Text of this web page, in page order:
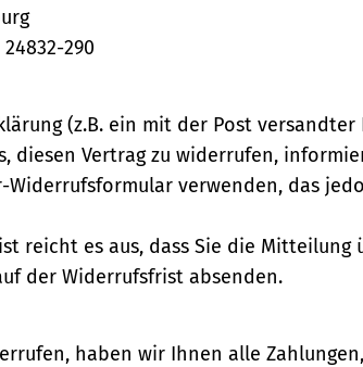
290
(z.B. ein mit der Post versandter
diesen Vertrag zu widerrufen,
Widerrufsformular verwenden, das
reicht es aus, dass Sie die Mitteilung
der Widerrufsfrist absenden.
haben wir Ihnen alle